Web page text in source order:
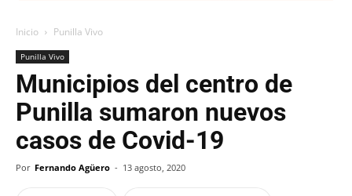
Inicio Punilla Vivo
Punilla Vivo
Municipios del centro de
Punilla sumaron nuevos
casos de Covid-19
Por Fernando Agüero - 13 agosto, 2020